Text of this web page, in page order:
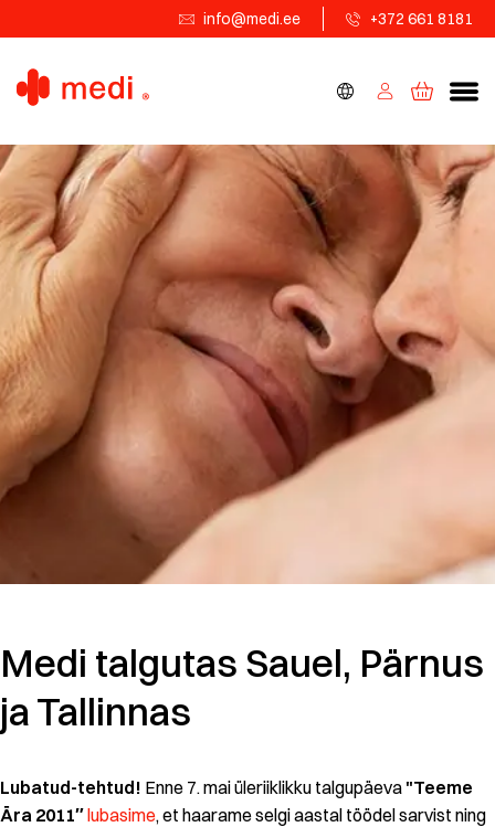
info@medi.ee +372 661 8181
Medi talgutas Sauel, Pärnus
ja Tallinnas
Lubatud-tehtud! Enne 7. mai üleriiklikku talgupäeva"Teeme
Ära 2011″lubasime, et haarame selgi aastal töödel sarvist ning